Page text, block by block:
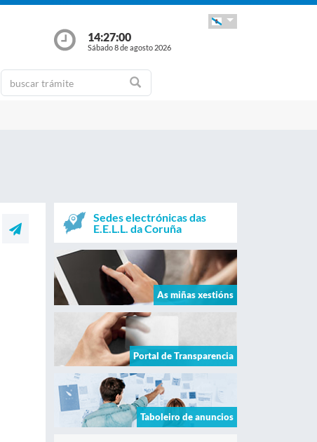
14:27:00
Sábado 8 de agosto 2026
Sedes electrónicas das
E.E.L.L. da Coruña
As miñas xestións
Portal de Transparencia
Taboleiro de anuncios